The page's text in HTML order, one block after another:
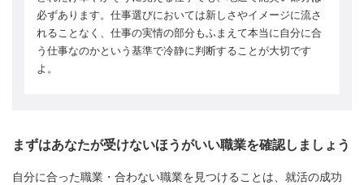
必ずあります。仕事選びにおいては新しさやイメージに流さ
れることなく、仕事の実情の部分もふまえて本当に自分に合
う仕事なのかという基準で冷静に判断することが大切です
よ。
まずはあなたが受けないほうがいい職業を確認しましょう
自分に合った職業・合わない職業を見つけることは、就活の成功